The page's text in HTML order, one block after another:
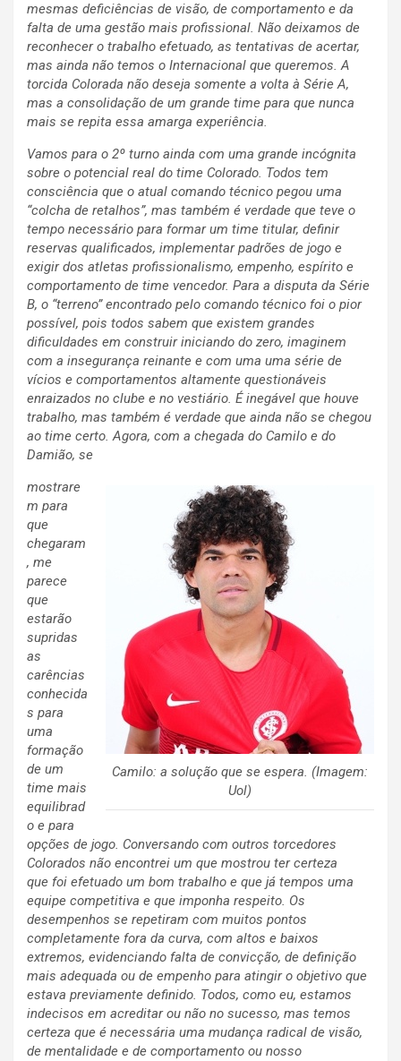
mesmas deficiências de visão, de comportamento e da
falta de uma gestão mais profissional. Não deixamos de
reconhecer o trabalho efetuado, as tentativas de acertar,
mas ainda não temos o Internacional que queremos. A
torcida Colorada não deseja somente a volta à Série A,
mas a consolidação de um grande time para que nunca
mais se repita essa amarga experiência.
Vamos para o 2º turno ainda com uma grande incógnita
sobre o potencial real do time Colorado. Todos tem
consciência que o atual comando técnico pegou uma
“colcha de retalhos”, mas também é verdade que teve o
tempo necessário para formar um time titular, definir
reservas qualificados, implementar padrões de jogo e
exigir dos atletas profissionalismo, empenho, espírito e
comportamento de time vencedor. Para a disputa da Série
B, o “terreno” encontrado pelo comando técnico foi o pior
possível, pois todos sabem que existem grandes
dificuldades em construir iniciando do zero, imaginem
com a insegurança reinante e com uma uma série de
vícios e comportamentos altamente questionáveis
enraizados no clube e no vestiário. É inegável que houve
trabalho, mas também é verdade que ainda não se chegou
ao time certo. Agora, com a chegada do Camilo e do
Damião, se
Camilo: a solução que se espera. (Imagem:
Uol)
mostrare
m para
que
chegaram
, me
parece
que
estarão
supridas
as
carências
conhecida
s para
uma
formação
de um
time mais
equilibrad
o e para
opções de jogo. Conversando com outros torcedores
Colorados não encontrei um que mostrou ter certeza
que foi efetuado um bom trabalho e que já tempos uma
equipe competitiva e que imponha respeito. Os
desempenhos se repetiram com muitos pontos
completamente fora da curva, com altos e baixos
extremos, evidenciando falta de convicção, de definição
mais adequada ou de empenho para atingir o objetivo que
estava previamente definido. Todos, como eu, estamos
indecisos em acreditar ou não no sucesso, mas temos
certeza que é necessária uma mudança radical de visão,
de mentalidade e de comportamento ou nosso